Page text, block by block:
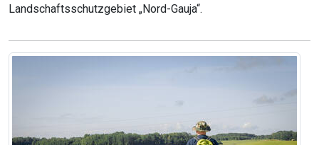
Landschaftsschutzgebiet „Nord-Gauja“.